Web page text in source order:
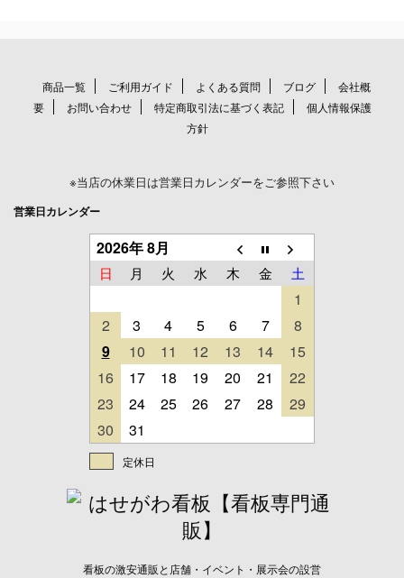
商品一覧 ご利用ガイド よくある質問 ブログ
会社概
要
お問い合わせ 特定商取引法に基づく表記
個人情報保護
方針
※当店の休業日は営業日カレンダーをご参照下さい
営業日カレンダー
2026年 8月
日 月 火 水 木 金 土
1
2
3 4 5 6 7
8
9
10 11 12 13 14
15
16
17 18 19 20 21
22
23
24 25 26 27 28
29
30
31
定休日
看板の激安通販と店舗・イベント・展示会の設営